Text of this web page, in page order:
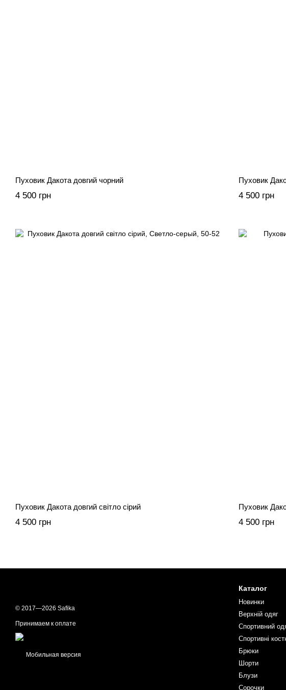
Пуховик Дакота довгий чорний
4 500 грн
Пуховик
4 500 грн
Пуховик Дакота довгий світло сірий
4 500 грн
Пуховик
4 500 грн
© 2017—2026 Safika
Принимаем к оплате
Мобильная версия
Каталог
Новинки
Верхній одяг
Спортивний
Спортивні
Брюки
Шорти
Блузи
Сорочки